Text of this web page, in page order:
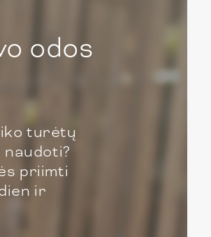
odos
turėtų
priimti
ir